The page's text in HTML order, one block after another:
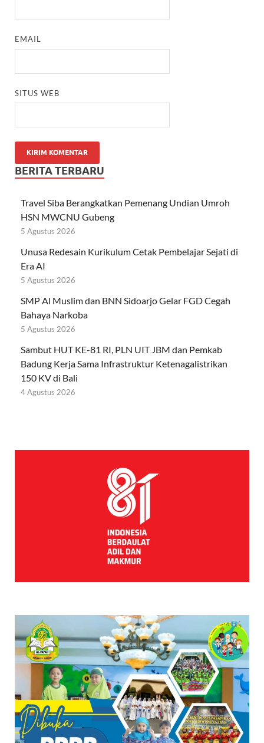
EMAIL
SITUS WEB
BERITA TERBARU
Travel Siba Berangkatkan Pemenang Undian Umroh
HSN MWCNU Gubeng
5 Agustus 2026
Unusa Redesain Kurikulum Cetak Pembelajar Sejati di
Era AI
5 Agustus 2026
SMP Al Muslim dan BNN Sidoarjo Gelar FGD Cegah
Bahaya Narkoba
5 Agustus 2026
Sambut HUT KE-81 RI, PLN UIT JBM dan Pemkab
Badung Kerja Sama Infrastruktur Ketenagalistrikan
150 KV di Bali
4 Agustus 2026